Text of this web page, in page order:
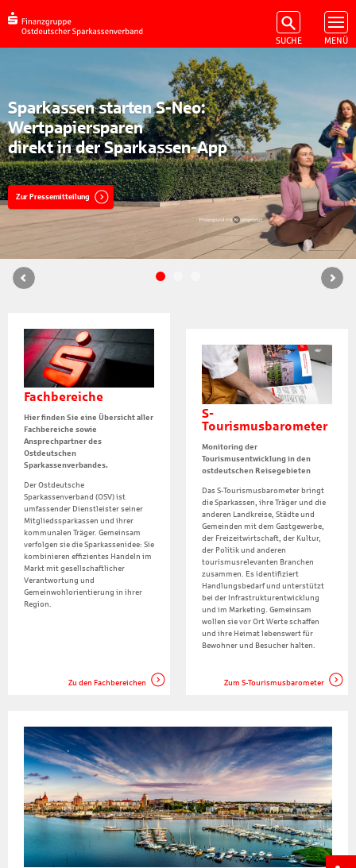
Sparkassen starten S-Neo:
Wertpapiersparen
direkt in der Sparkassen-App
Zur Pressemitteilung
Previous
Fachbereiche
Hier finden Sie eine Übersicht aller
Fachbereiche sowie
Ansprechpartner des
Ostdeutschen
Sparkassenverbandes.
Der Ostdeutsche
Sparkassenverband (OSV) ist
umfassender Dienstleister seiner
Mitgliedssparkassen und ihrer
kommunalen Träger. Gemeinsam
verfolgen sie die Sparkassenidee: Sie
kombinieren effizientes Handeln im
Markt mit gesellschaftlicher
Verantwortung und
Gemeinwohlorientierung in ihrer
Region.
Zu den Fachbereichen
S-
Tourismusbarometer
Monitoring der
Tourismusentwicklung in den
ostdeutschen Reisegebieten
Das S-Tourismusbarometer bringt
die Sparkassen, ihre Träger und die
anderen Landkreise, Städte und
Gemeinden mit dem Gastgewerbe,
der Freizeitwirtschaft, der Kultur,
der Politik und anderen
tourismusrelevanten Branchen
zusammen. Es identifiziert
Handlungsbedarf und unterstützt
bei der Infrastrukturentwicklung
und im Marketing. Gemeinsam
wollen sie vor Ort Werte schaffen
und ihre Heimat lebenswert für
Bewohner und Besucher halten.
Zum S-Tourismusbarometer